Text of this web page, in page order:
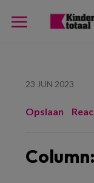
23 JUN 2023
Opslaan